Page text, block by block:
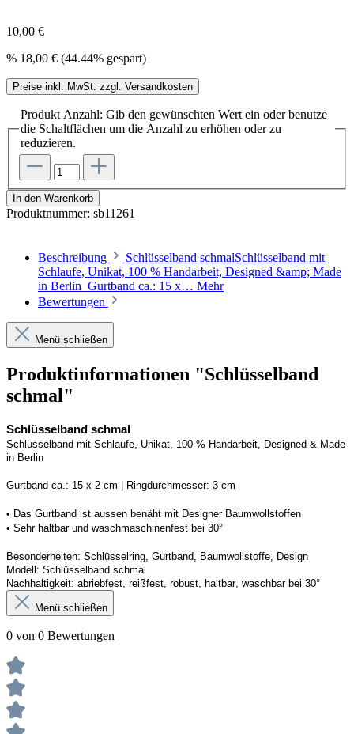
10,00 €
% 18,00 € (44.44% gespart)
Preise inkl. MwSt. zzgl. Versandkosten
Produkt Anzahl: Gib den gewünschten Wert ein oder benutze
die Schaltflächen um die Anzahl zu erhöhen oder zu
reduzieren.
In den Warenkorb
Produktnummer: sb11261
Beschreibung
Schlüsselband schmalSchlüsselband mit
Schlaufe, Unikat, 100 % Handarbeit, Designed &amp; Made
in Berlin Gurtband ca.: 15 x… Mehr
Bewertungen
Menü schließen
Produktinformationen "Schlüsselband
schmal"
Schlüsselband schmal
Schlüsselband mit Schlaufe, Unikat, 100 % Handarbeit, Designed & Made
in Berlin
Gurtband ca.: 15 x 2 cm | Ringdurchmesser: 3 cm
• Das Gurtband ist aussen benäht mit Designer Baumwollstoffen
• Sehr haltbar und waschmaschinenfest bei 30°
Besonderheiten: Schlüsselring, Gurtband, Baumwollstoffe, Design
Modell: Schlüsselband schmal
Nachhaltigkeit: abriebfest, reißfest, robust, haltbar, waschbar bei 30°
Menü schließen
0 von 0 Bewertungen